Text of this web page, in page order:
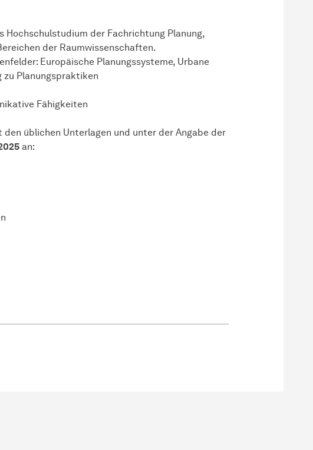
Hochschulstudium der Fachrichtung Planung,
der Raumwissenschaften.
Europäische Planungssysteme, Urbane
zu Planungspraktiken
Fähigkeiten
üblichen Unterlagen und unter der Angabe der
an: